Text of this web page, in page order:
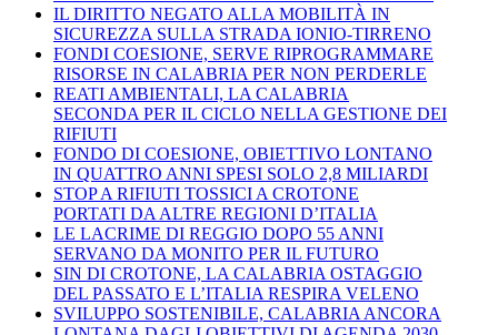
IL DIRITTO NEGATO ALLA MOBILITÀ IN
SICUREZZA SULLA STRADA IONIO-TIRRENO
FONDI COESIONE, SERVE RIPROGRAMMARE
RISORSE IN CALABRIA PER NON PERDERLE
REATI AMBIENTALI, LA CALABRIA
SECONDA PER IL CICLO NELLA GESTIONE DEI
RIFIUTI
FONDO DI COESIONE, OBIETTIVO LONTANO
IN QUATTRO ANNI SPESI SOLO 2,8 MILIARDI
STOP A RIFIUTI TOSSICI A CROTONE
PORTATI DA ALTRE REGIONI D’ITALIA
LE LACRIME DI REGGIO DOPO 55 ANNI
SERVANO DA MONITO PER IL FUTURO
SIN DI CROTONE, LA CALABRIA OSTAGGIO
DEL PASSATO E L’ITALIA RESPIRA VELENO
SVILUPPO SOSTENIBILE, CALABRIA ANCORA